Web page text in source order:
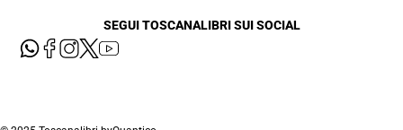
SEGUI TOSCANALIBRI SUI SOCIAL